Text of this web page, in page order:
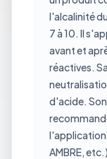
l'alcalinité
7 à 10. Il
avant et
réactives.
d'acide.
l'application
AMBRE,